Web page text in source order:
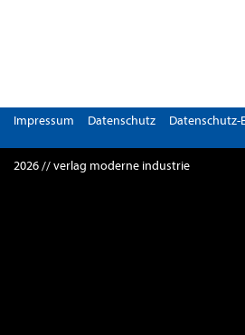
Impressum Datenschutz Datenschutz-
2026 // verlag moderne industrie